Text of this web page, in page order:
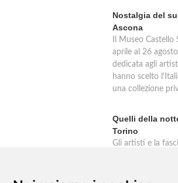
Nostalgia del
Ascona
Il Museo
aprile al 26
dedicata agli
hanno scelto
una collezione
Quelli della
Torino
Gli artisti e la
2026. Un